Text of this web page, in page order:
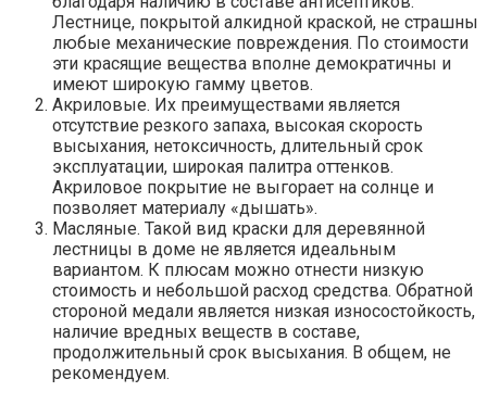
Лестнице, покрытой алкидной краской, не страшны
любые механические повреждения. По стоимости
эти красящие вещества вполне демократичны и
имеют широкую гамму цветов.
Акриловые. Их преимуществами является
отсутствие резкого запаха, высокая скорость
высыхания, нетоксичность, длительный срок
эксплуатации, широкая палитра оттенков.
Акриловое покрытие не выгорает на солнце и
позволяет материалу «дышать».
Масляные. Такой вид краски для деревянной
лестницы в доме не является идеальным
вариантом. К плюсам можно отнести низкую
стоимость и небольшой расход средства. Обратной
стороной медали является низкая износостойкость,
наличие вредных веществ в составе,
продолжительный срок высыхания. В общем, не
рекомендуем.